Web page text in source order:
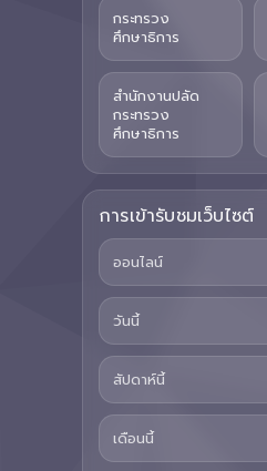
กระทรวง
ศึกษาธิการ
สำนักงานปลัด
กระทรวง
ศึกษาธิการ
การเข้ารับชมเว็บไซต์
ออนไลน์
วันนี้
สัปดาห์นี้
เดือนนี้